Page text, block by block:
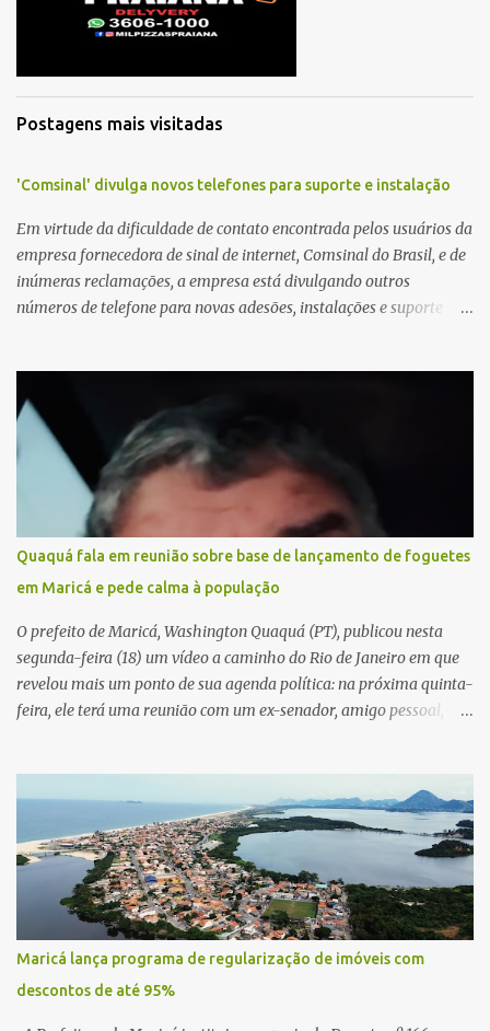
Postagens mais visitadas
'Comsinal' divulga novos telefones para suporte e instalação
Em virtude da dificuldade de contato encontrada pelos usuários da
empresa fornecedora de sinal de internet, Comsinal do Brasil, e de
inúmeras reclamações, a empresa está divulgando outros
números de telefone para novas adesões, instalações e suporte
Quaquá fala em reunião sobre base de lançamento de foguetes
em Maricá e pede calma à população
O prefeito de Maricá, Washington Quaquá (PT), publicou nesta
segunda-feira (18) um vídeo a caminho do Rio de Janeiro em que
revelou mais um ponto de sua agenda política: na próxima quinta-
feira, ele terá uma reunião com um ex-senador, amigo pessoal,
atenção pela ousadia do projeto, que colocaria Maricá em um
novo patamar de visibilidade tecnológica e estratégica. Segundo
Quaquá, a conversa será o início de um debate maior sobre a
viabilidade dessa estrutura na cidade. Durante o vídeo, o prefeito
também respondeu às críticas que vem recebendo. Segundo ele,
muitas pessoas estão dizendo que promete muito, mas não estaria
entregando resultados imediatos. Quaquá pediu paciência e
garantiu que os frutos começarão a aparecer em breve. “O pessoal
fala que eu prometo muito, mas não faço nada. Eu digo: calma.
Vocês Esperam, daqui a um ano o que será feito em Mari...
Maricá lança programa de regularização de imóveis com
descontos de até 95%